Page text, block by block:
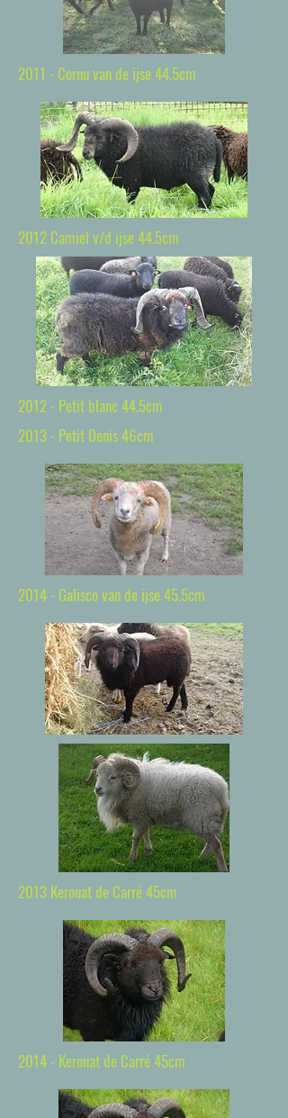
2011 - Cornu van de ijse 44.5cm
2012 Camiel v/d ijse 44.5cm
2012 - Petit blanc 44.5cm
2013 - Petit Denis 46cm
2014 - Galisco van de ijse 45.5cm
2013 Kerouat de Carré 45cm
2014 - Kerouat de Carré 45cm